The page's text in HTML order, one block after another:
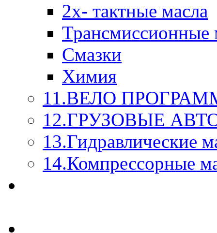
2х- тактные масла
Трансмиссионные
Смазки
Химия
11.ВЕЛО
12.ГРУЗОВЫЕ
13.Гидравлические
14.Компрессорные